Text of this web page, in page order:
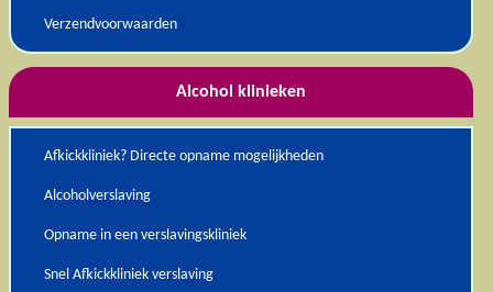
Verzendvoorwaarden
Alcohol klinieken
Afkickkliniek? Directe opname mogelijkheden
Alcoholverslaving
Opname in een verslavingskliniek
Snel Afkickkliniek verslaving